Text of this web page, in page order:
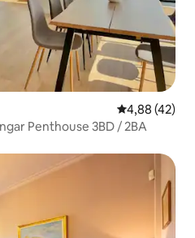
4,88 av 5 i
4,88 (42)
Penthouse 3BD / 2BA